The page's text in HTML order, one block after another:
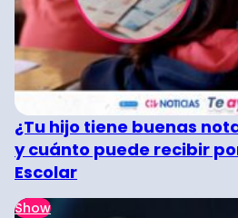
¿Tu hijo tiene buenas
y cuánto puede recibir
Escolar
Show